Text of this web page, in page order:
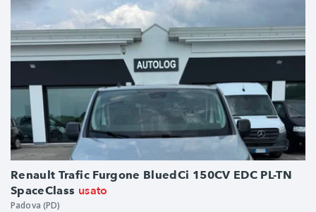
Renault Trafic Furgone BluedCi 150CV EDC PL-TN
SpaceClass usato
Padova (PD)